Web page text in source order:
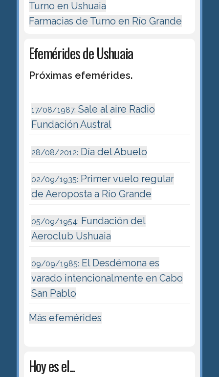
Turno en Ushuaia
Farmacias de Turno en Río Grande
Efemérides de Ushuaia
Próximas efemérides.
17/08/1987: Sale al aire Radio
Fundación Austral
28/08/2012: Día del Abuelo
02/09/1935: Primer vuelo regular
de Aeroposta a Río Grande
05/09/1954: Fundación del
Aeroclub Ushuaia
09/09/1985: El Desdémona es
varado intencionalmente en Cabo
San Pablo
Más efemérides
Hoy es el...